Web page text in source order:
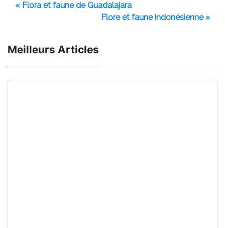
« Flora et faune de Guadalajara
Flore et faune indonésienne »
Meilleurs Articles